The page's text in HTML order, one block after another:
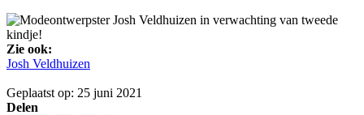
Zie ook:
Josh Veldhuizen
Geplaatst op: 25 juni 2021
Delen